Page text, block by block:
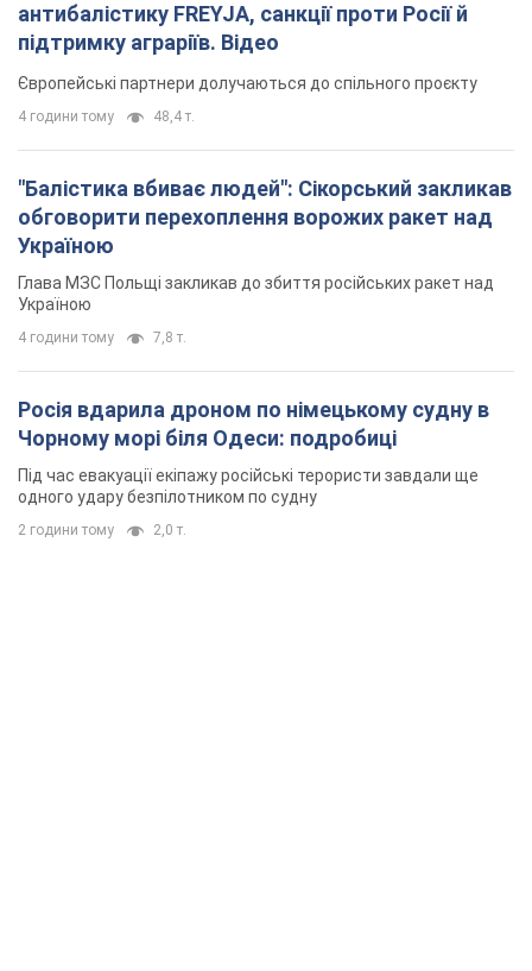
антибалістику FREYJA, санкції проти Росії й
підтримку аграріїв. Відео
Європейські партнери долучаються до спільного проєкту
4 години тому 48,4 т.
"Балістика вбиває людей": Сікорський закликав
обговорити перехоплення ворожих ракет над
Україною
Глава МЗС Польщі закликав до збиття російських ракет над
Україною
4 години тому 7,8 т.
Росія вдарила дроном по німецькому судну в
Чорному морі біля Одеси: подробиці
Під час евакуації екіпажу російські терористи завдали ще
одного удару безпілотником по судну
2 години тому 2,0 т.